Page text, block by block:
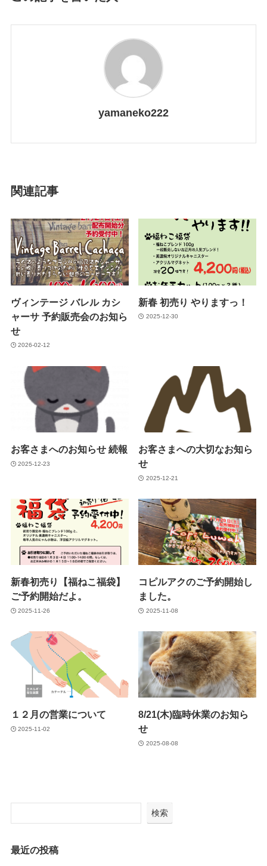
yamaneko222
関連記事
ヴィンテージ バレル カシ
ャーサ 予約販売会のお知ら
せ
2026-02-12
新春 初売り やりますっ！
2025-12-30
お客さまへのお知らせ 続報
2025-12-23
お客さまへの大切なお知ら
せ
2025-12-21
新春初売り【福ねこ福袋】
ご予約開始だよ。
2025-11-26
コピルアクのご予約開始し
ました。
2025-11-08
１２月の営業について
2025-11-02
8/21(木)臨時休業のお知ら
せ
2025-08-08
検索
最近の投稿